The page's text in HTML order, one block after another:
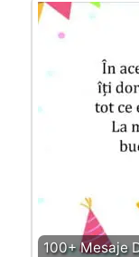
100+ Mesaje